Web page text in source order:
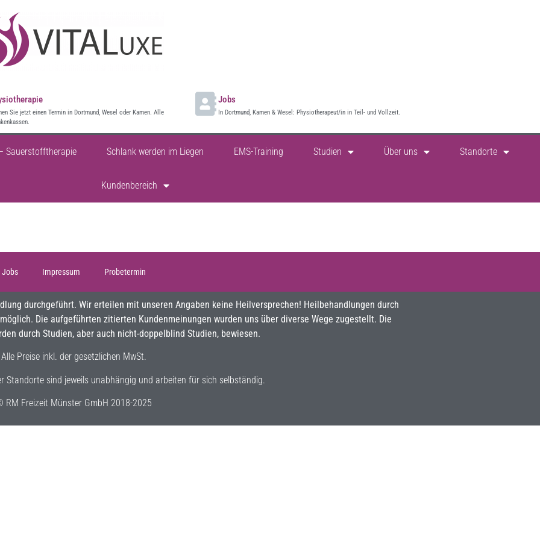
Sie jetzt einen Termin in Dortmund, Wesel oder Kamen. Alle
Jobs
In Dortmund, Kamen & Wesel: Physiotherapeut/in in Teil- und Vollzeit.
Sauerstofftherapie Schlank werden im Liegen EMS-Training Studien Über uns Standorte
Kundenbereich
Jobs Impressum Probetermin
durchgeführt. Wir erteilen mit unseren Angaben keine Heilversprechen! Heilbehandlungen durch
Die aufgeführten zitierten Kundenmeinungen wurden uns über diverse Wege zugestellt. Die
durch Studien, aber auch nicht-doppelblind Studien, bewiesen.
Alle Preise inkl. der gesetzlichen MwSt.
Standorte sind jeweils unabhängig und arbeiten für sich selbständig.
RM Freizeit Münster GmbH 2018-2025